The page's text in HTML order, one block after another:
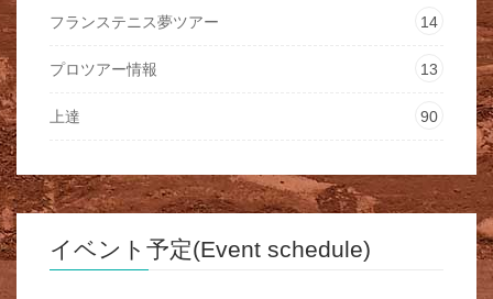
フランステニス夢ツアー 14
プロツアー情報 13
上達 90
イベント予定(Event schedule)